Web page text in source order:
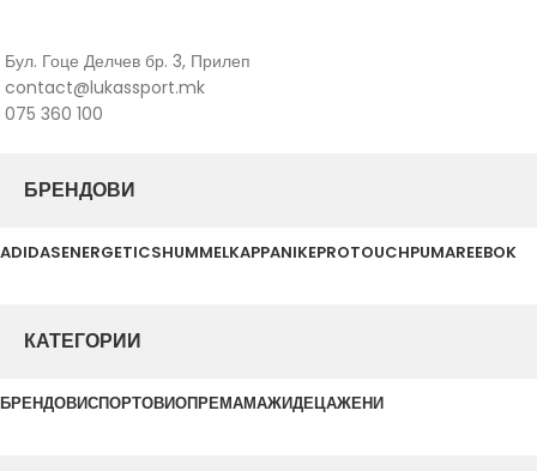
Бул. Гоце Делчев бр. 3, Прилеп
contact@lukassport.mk
075 360 100
БРЕНДОВИ
ADIDASENERGETICSHUMMELKAPPANIKEPROTOUCHPUMAREEBOK
КАТЕГОРИИ
БРЕНДОВИСПОРТОВИОПРЕМАМАЖИДЕЦАЖЕНИ